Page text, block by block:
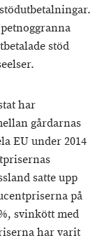
stöd
har
gårdarnas
EU under 2014
satte upp
på
svinkött med
har varit